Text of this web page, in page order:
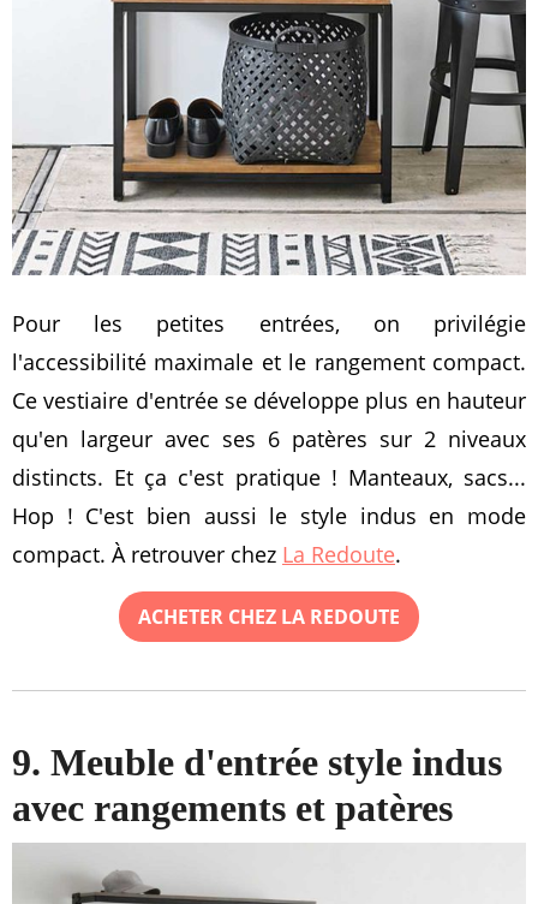
Pour les petites entrées, on privilégie
l'accessibilité maximale et le rangement compact.
Ce vestiaire d'entrée se développe plus en hauteur
qu'en largeur avec ses 6 patères sur 2 niveaux
distincts. Et ça c'est pratique ! Manteaux, sacs...
Hop ! C'est bien aussi le style indus en mode
compact. À retrouver chez La Redoute.
ACHETER CHEZ LA REDOUTE
9. Meuble d'entrée style indus
avec rangements et patères